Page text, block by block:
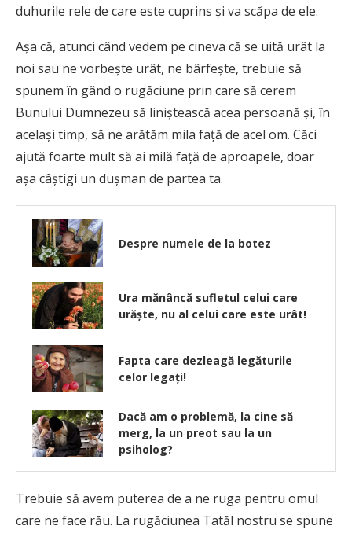
duhurile rele de care este cuprins și va scăpa de ele.
Așa că, atunci când vedem pe cineva că se uită urât la
noi sau ne vorbește urât, ne bârfește, trebuie să
spunem în gând o rugăciune prin care să cerem
Bunului Dumnezeu să liniștească acea persoană și, în
același timp, să ne arătăm mila față de acel om. Căci
ajută foarte mult să ai milă față de aproapele, doar
așa câștigi un dușman de partea ta.
Despre numele de la botez
Ura mănâncă sufletul celui care
urăște, nu al celui care este urât!
Fapta care dezleagă legăturile
celor legaţi!
Dacă am o problemă, la cine să
merg, la un preot sau la un
psiholog?
Trebuie să avem puterea de a ne ruga pentru omul
care ne face rău. La rugăciunea Tatăl nostru se spune